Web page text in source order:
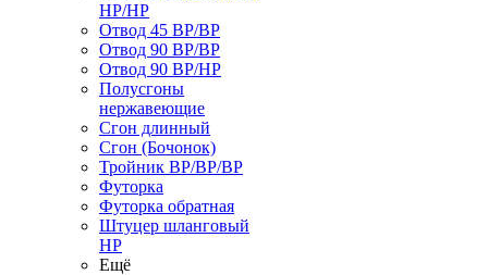
НР/НР
Отвод 45 ВР/ВР
Отвод 90 ВР/ВР
Отвод 90 ВР/НР
Полусгоны
нержавеющие
Сгон длинный
Сгон (Бочонок)
Тройник ВР/ВР/ВР
Футорка
Футорка обратная
Штуцер шланговый
НР
Ещё